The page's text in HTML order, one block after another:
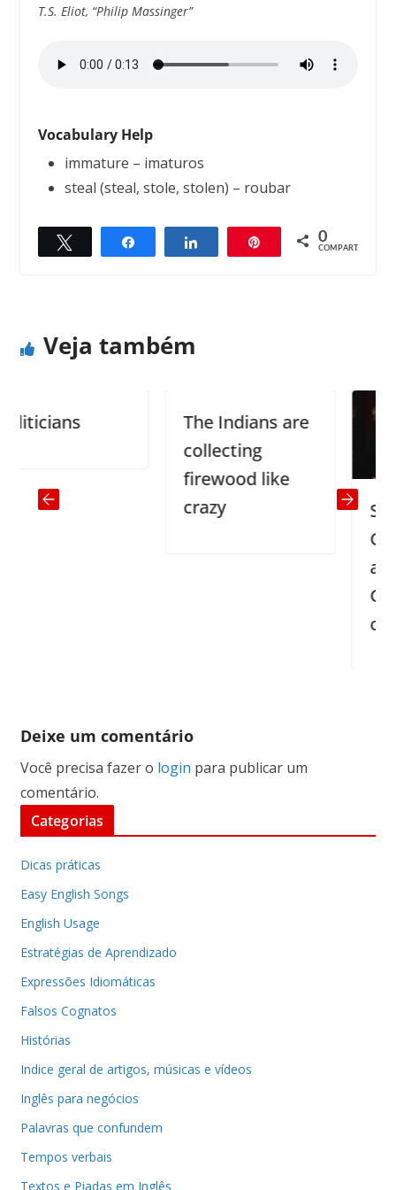
T.S. Eliot, “Philip Massinger”
Vocabulary Help
immature – imaturos
steal (steal, stole, stolen) – roubar
Compartilhar Compartilhar 0
COMPART.
← Previous
Next →
Veja também
The Indians are
collecting
firewood like
crazy
Story |
other
Deixe um comentário
Você precisa fazer o login para publicar um
comentário.
Categorias
Dicas práticas
Easy English Songs
English Usage
Estratégias de Aprendizado
Expressões Idiomáticas
Falsos Cognatos
Histórias
Indice geral de artigos, músicas e vídeos
Inglês para negócios
Palavras que confundem
Tempos verbais
Textos e Piadas em Inglês